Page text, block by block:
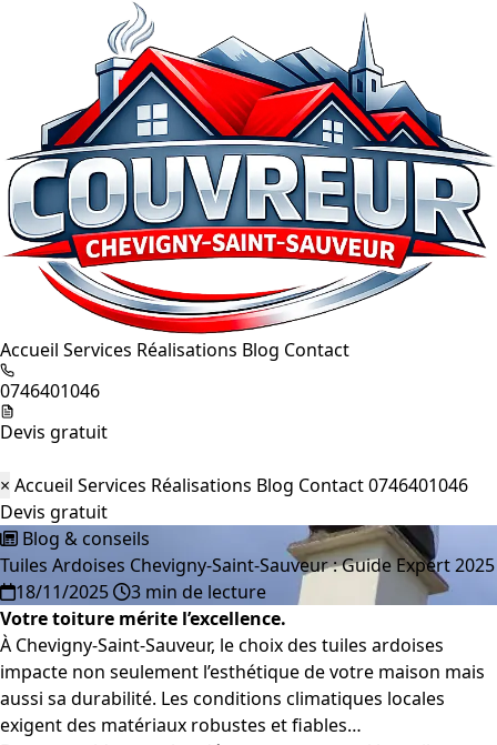
Accueil Services Réalisations Blog Contact
0746401046
Devis gratuit
× Accueil Services Réalisations Blog Contact0746401046
Devis gratuit
Blog & conseils
Tuiles Ardoises Chevigny-Saint-Sauveur : Guide Expert 2025
18/11/2025
3 min de lecture
Votre toiture mérite l’excellence.
À Chevigny-Saint-Sauveur, le choix des tuiles ardoises
impacte non seulement l’esthétique de votre maison mais
aussi sa durabilité. Les conditions climatiques locales
exigent des matériaux robustes et fiables…